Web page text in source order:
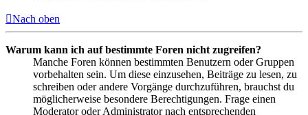
Nach oben
Warum kann ich auf bestimmte Foren nicht zugreifen?
Manche Foren können bestimmten Benutzern oder Gruppen
vorbehalten sein. Um diese einzusehen, Beiträge zu lesen, zu
schreiben oder andere Vorgänge durchzuführen, brauchst du
möglicherweise besondere Berechtigungen. Frage einen
Moderator oder Administrator nach entsprechenden